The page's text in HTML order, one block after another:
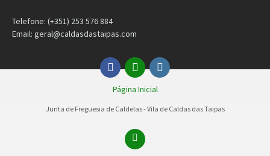
Telefone: (+351) 253 576 884
Email: geral@caldasdastaipas.com
Facebook
EmailInstagram
Página Inicial
Junta de Freguesia de Caldelas - Vila de Caldas das Taipas